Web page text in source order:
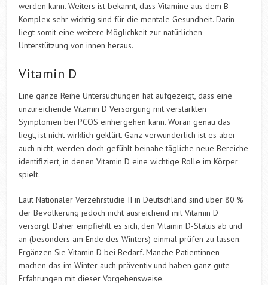
werden kann. Weiters ist bekannt, dass Vitamine aus dem B
Komplex sehr wichtig sind für die mentale Gesundheit. Darin
liegt somit eine weitere Möglichkeit zur natürlichen
Unterstützung von innen heraus.
Vitamin D
Eine ganze Reihe Untersuchungen hat aufgezeigt, dass eine
unzureichende Vitamin D Versorgung mit verstärkten
Symptomen bei PCOS einhergehen kann. Woran genau das
liegt, ist nicht wirklich geklärt. Ganz verwunderlich ist es aber
auch nicht, werden doch gefühlt beinahe tägliche neue Bereiche
identifiziert, in denen Vitamin D eine wichtige Rolle im Körper
spielt.
Laut Nationaler Verzehrstudie II in Deutschland sind über 80 %
der Bevölkerung jedoch nicht ausreichend mit Vitamin D
versorgt. Daher empfiehlt es sich, den Vitamin D-Status ab und
an (besonders am Ende des Winters) einmal prüfen zu lassen.
Ergänzen Sie Vitamin D bei Bedarf. Manche Patientinnen
machen das im Winter auch präventiv und haben ganz gute
Erfahrungen mit dieser Vorgehensweise.